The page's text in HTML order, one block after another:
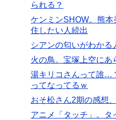
られる？
ケンミンSHOW。熊
住したい人続出
シアンの匂いがわかる
火の鳥。宝塚上空にあ
湯キリコさんって誰…
ってなってるｗ
おそ松さん2期の感想
アニメ「タッチ」。タ